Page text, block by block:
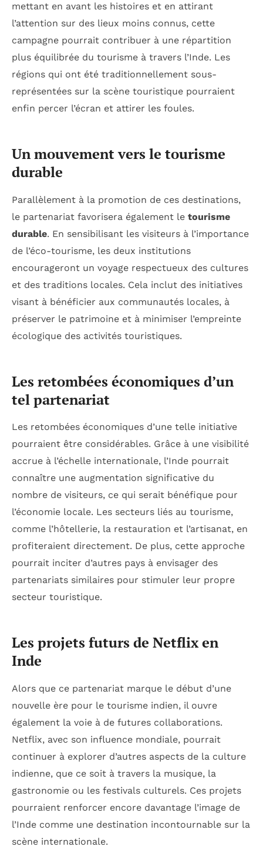
mettant en avant les histoires et en attirant
l’attention sur des lieux moins connus, cette
campagne pourrait contribuer à une répartition
plus équilibrée du tourisme à travers l’Inde. Les
régions qui ont été traditionnellement sous-
représentées sur la scène touristique pourraient
enfin percer l’écran et attirer les foules.
Un mouvement vers le tourisme
durable
Parallèlement à la promotion de ces destinations,
le partenariat favorisera également le tourisme
durable. En sensibilisant les visiteurs à l’importance
de l’éco-tourisme, les deux institutions
encourageront un voyage respectueux des cultures
et des traditions locales. Cela inclut des initiatives
visant à bénéficier aux communautés locales, à
préserver le patrimoine et à minimiser l’empreinte
écologique des activités touristiques.
Les retombées économiques d’un
tel partenariat
Les retombées économiques d’une telle initiative
pourraient être considérables. Grâce à une visibilité
accrue à l’échelle internationale, l’Inde pourrait
connaître une augmentation significative du
nombre de visiteurs, ce qui serait bénéfique pour
l’économie locale. Les secteurs liés au tourisme,
comme l’hôtellerie, la restauration et l’artisanat, en
profiteraient directement. De plus, cette approche
pourrait inciter d’autres pays à envisager des
partenariats similaires pour stimuler leur propre
secteur touristique.
Les projets futurs de Netflix en
Inde
Alors que ce partenariat marque le début d’une
nouvelle ère pour le tourisme indien, il ouvre
également la voie à de futures collaborations.
Netflix, avec son influence mondiale, pourrait
continuer à explorer d’autres aspects de la culture
indienne, que ce soit à travers la musique, la
gastronomie ou les festivals culturels. Ces projets
pourraient renforcer encore davantage l’image de
l’Inde comme une destination incontournable sur la
scène internationale.